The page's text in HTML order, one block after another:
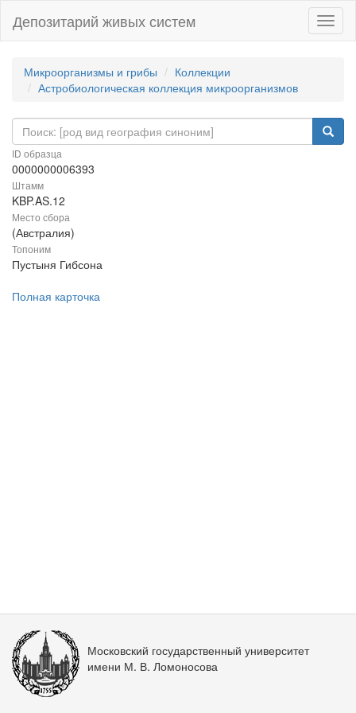
Депозитарий живых систем
Микроорганизмы и грибы
Коллекции
Астробиологическая коллекция микроорганизмов
ID образца
0000000006393
Штамм
KBP.AS.12
Место сбора
(Австралия)
Топоним
Пустыня Гибсона
Полная карточка
Московский государственный университет
имени М. В. Ломоносова